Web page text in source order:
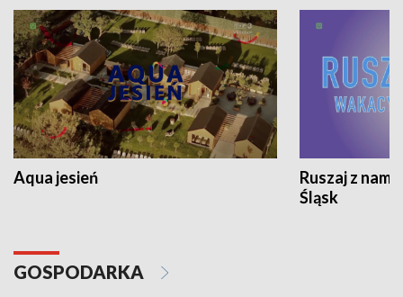
Aqua jesień
Ruszaj z
Śląsk
GOSPODARKA